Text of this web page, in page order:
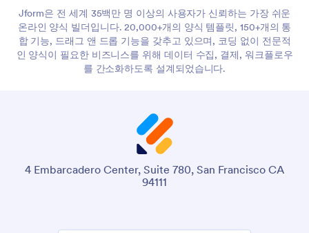
Jform은 전 세계 35백만 명 이상의 사용자가 신뢰하는 가장 쉬운
온라인 양식 빌더입니다. 20,000+개의 양식 템플릿, 150+개의 통
합 기능, 드래그 앤 드롭 기능을 갖추고 있으며, 코딩 없이 전문적
인 양식이 필요한 비즈니스를 위해 데이터 수집, 결제, 워크플로우
를 간소화하도록 설계되었습니다.
4 Embarcadero Center, Suite 780, San Francisco CA
94111